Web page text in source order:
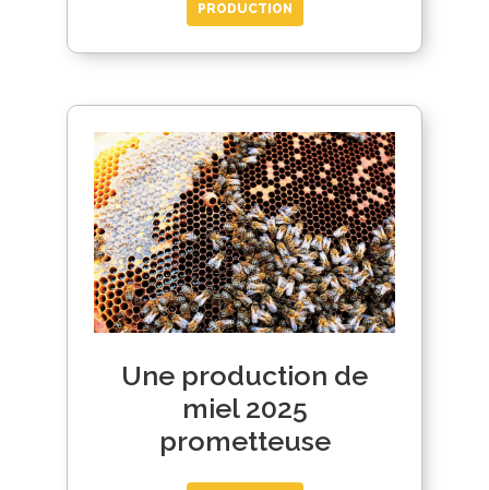
PRODUCTION
Une production de
miel 2025
prometteuse